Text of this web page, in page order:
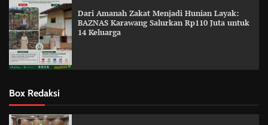
Dari Amanah Zakat Menjadi Hunian Layak:
BAZNAS Karawang Salurkan Rp110 Juta untuk
14 Keluarga
Box Redaksi